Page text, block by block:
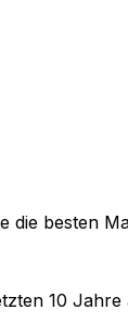
die besten
10